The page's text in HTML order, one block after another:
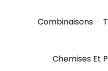
Combinaisons
Chemises Et